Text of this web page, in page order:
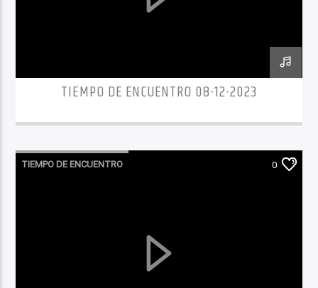
TIEMPO DE ENCUENTRO 08-12-2023
TIEMPO DE ENCUENTRO 0